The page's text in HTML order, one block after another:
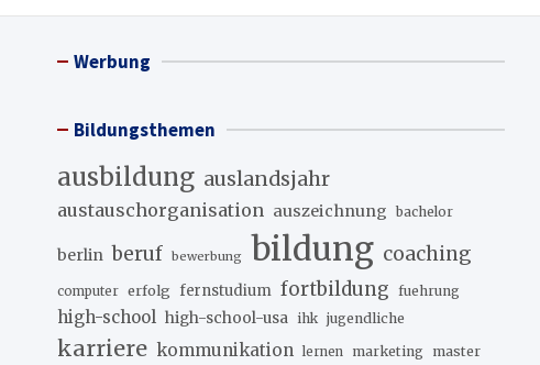
Werbung
Bildungsthemen
ausbildung auslandsjahr
austauschorganisation auszeichnung bachelor
berlin beruf bewerbung bildung coaching
computer erfolg fernstudium fortbildung fuehrung
high-school high-school-usa ihk jugendliche
karriere kommunikation lernen marketing master